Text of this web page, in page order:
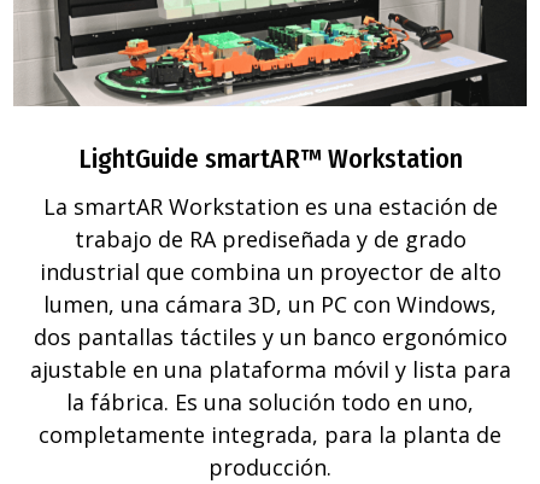
LightGuide smartAR™ Workstation
La smartAR Workstation es una estación de
trabajo de RA prediseñada y de grado
industrial que combina un proyector de alto
lumen, una cámara 3D, un PC con Windows,
dos pantallas táctiles y un banco ergonómico
ajustable en una plataforma móvil y lista para
la fábrica. Es una solución todo en uno,
completamente integrada, para la planta de
producción.